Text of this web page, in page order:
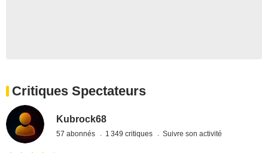
Critiques Spectateurs
Kubrock68
57 abonnés 1 349 critiques Suivre son activité